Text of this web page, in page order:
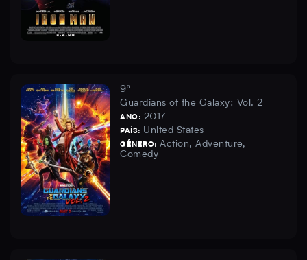
9º
Guardians of the Galaxy: Vol. 2
ANO: 2017
PAÍS: United States
GÊNERO: Action, Adventure,
Comedy